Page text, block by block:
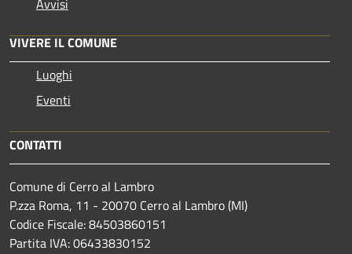
Avvisi
VIVERE IL COMUNE
Luoghi
Eventi
CONTATTI
Comune di Cerro al Lambro
P.zza Roma, 11 - 20070 Cerro al Lambro (MI)
Codice Fiscale: 84503860151
Partita IVA: 06433830152